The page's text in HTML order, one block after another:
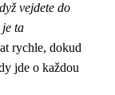
vejdete do
ta
rychle, dokud
jde o každou